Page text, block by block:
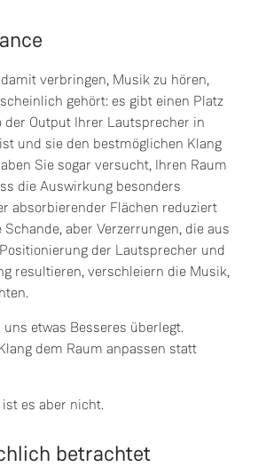
verbringen, Musik zu hören,
gehört: es gibt einen Platz
der Output Ihrer Lautsprecher in
und sie den bestmöglichen Klang
Sie sogar versucht, Ihren Raum
die Auswirkung besonders
absorbierender Flächen reduziert
aber Verzerrungen, die aus
der Lautsprecher und
resultieren, verschleiern die Musik,
etwas Besseres überlegt.
dem Raum anpassen statt
es aber nicht.
betrachtet